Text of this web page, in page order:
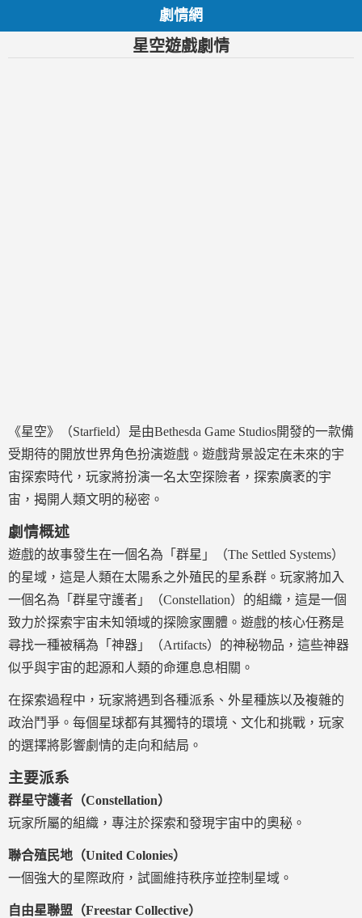
劇情網
星空遊戲劇情
《星空》（Starfield）是由Bethesda Game Studios開發的一款備
受期待的開放世界角色扮演遊戲。遊戲背景設定在未來的宇
宙探索時代，玩家將扮演一名太空探險者，探索廣袤的宇
宙，揭開人類文明的秘密。
劇情概述
遊戲的故事發生在一個名為「群星」（The Settled Systems）
的星域，這是人類在太陽系之外殖民的星系群。玩家將加入
一個名為「群星守護者」（Constellation）的組織，這是一個
致力於探索宇宙未知領域的探險家團體。遊戲的核心任務是
尋找一種被稱為「神器」（Artifacts）的神秘物品，這些神器
似乎與宇宙的起源和人類的命運息息相關。
在探索過程中，玩家將遇到各種派系、外星種族以及複雜的
政治鬥爭。每個星球都有其獨特的環境、文化和挑戰，玩家
的選擇將影響劇情的走向和結局。
主要派系
群星守護者（Constellation）
玩家所屬的組織，專注於探索和發現宇宙中的奧秘。
聯合殖民地（United Colonies）
一個強大的星際政府，試圖維持秩序並控制星域。
自由星聯盟（Freestar Collective）